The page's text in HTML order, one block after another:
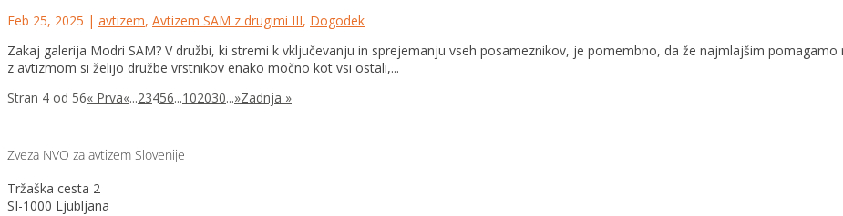
Feb 25, 2025 | avtizem, Avtizem SAM z drugimi III, Dogodek
Zakaj galerija Modri SAM? V družbi, ki stremi k vključevanju in sprejemanju vseh posameznikov, je pomembno, da že najmlajšim
z avtizmom si želijo družbe vrstnikov enako močno kot vsi ostali,...
Stran 4 od 56« Prva«...23456...102030...»Zadnja »
Zveza NVO za avtizem Slovenije
Tržaška cesta 2
SI-1000 Ljubljana